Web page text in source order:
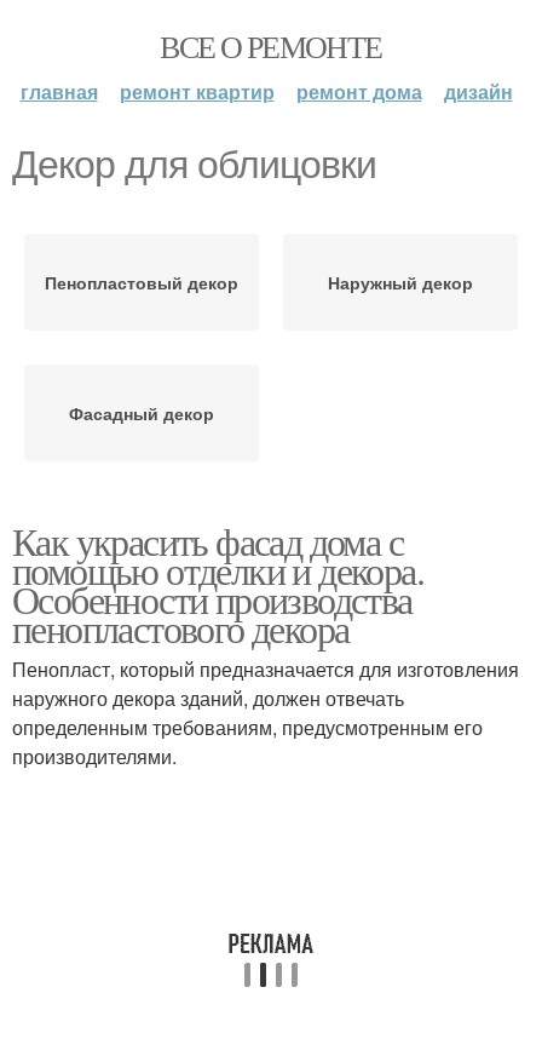
ВСЕ О РЕМОНТЕ
главная ремонт квартир ремонт дома дизайн
Декор для облицовки
Пенопластовый декор Наружный декор
Фасадный декор
Как украсить фасад дома с
помощью отделки и декора.
Особенности производства
пенопластового декора
Пенопласт, который предназначается для изготовления
наружного декора зданий, должен отвечать
определенным требованиям, предусмотренным его
производителями.